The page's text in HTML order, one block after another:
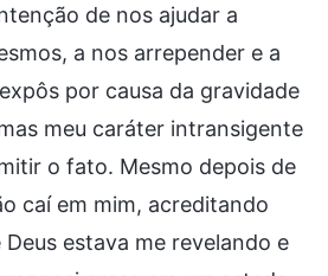
de nos ajudar a
a nos arrepender e a
por causa da gravidade
meu caráter intransigente
o fato. Mesmo depois de
caí em mim, acreditando
estava me revelando e